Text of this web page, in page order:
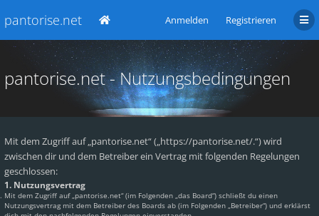
pantorise.net Anmelden Registrieren
pantorise.net - Nutzungsbedingungen
Mit dem Zugriff auf „pantorise.net“ („https://pantorise.net/.“) wird
zwischen dir und dem Betreiber ein Vertrag mit folgenden Regelungen
geschlossen:
1. Nutzungsvertrag
Mit dem Zugriff auf „pantorise.net“ (im Folgenden „das Board“) schließt du einen
Nutzungsvertrag mit dem Betreiber des Boards ab (im Folgenden „Betreiber“) und erklärst